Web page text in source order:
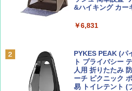
￥713
￥2,695
&ハイキング カー
￥6,831
PYKES PEAK (パ
ト プライバシー
人用 折りたたみ
ーチ ピクニック
易 トイレテント (